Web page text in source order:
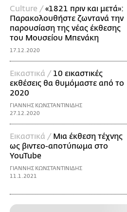
Culture /«1821 πριν και μετά»:
Παρακολουθήστε ζωντανά την
παρουσίαση της νέας έκθεσης
του Μουσείου Μπενάκη
17.12.2020
Εικαστικά / 10 εικαστικές
εκθέσεις θα θυμόμαστε από το
2020
ΓΙΑΝΝΗΣ ΚΩΝΣΤΑΝΤΙΝΙΔΗΣ
27.12.2020
Εικαστικά / Μια έκθεση τέχνης
ως βιντεο-αποτύπωμα στο
YouTube
ΓΙΑΝΝΗΣ ΚΩΝΣΤΑΝΤΙΝΙΔΗΣ
11.1.2021